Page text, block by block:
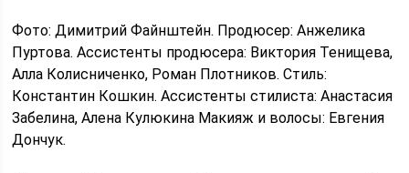
Фото: Димитрий Файнштейн. Продюсер: Анжелика
Пуртова. Ассистенты продюсера: Виктория Тенищева,
Алла Колисниченко, Роман Плотников. Стиль:
Константин Кошкин. Ассистенты стилиста: Анастасия
Забелина, Алена Кулюкина Макияж и волосы: Евгения
Дончук.